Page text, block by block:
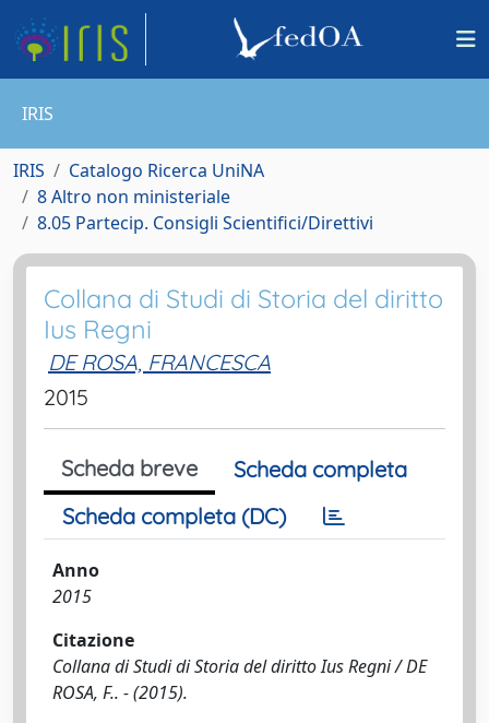
IRIS
IRIS
Catalogo Ricerca UniNA
8 Altro non ministeriale
8.05 Partecip. Consigli Scientifici/Direttivi
Collana di Studi di Storia del diritto
Ius Regni
DE ROSA, FRANCESCA
2015
Scheda breve
Scheda completa
Scheda completa (DC)
Anno
2015
Citazione
Collana di Studi di Storia del diritto Ius Regni / DE
ROSA, F.. - (2015).